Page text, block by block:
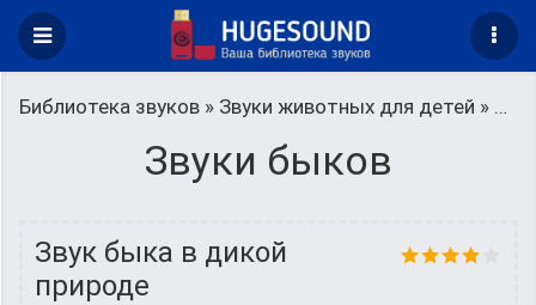
Библиотека звуков » Звуки животных для детей » Звуки быков
Звуки быков
Звук быка в дикой
природе